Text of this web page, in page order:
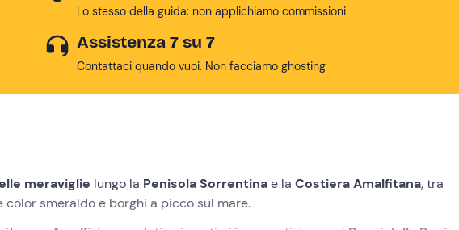
Lo stesso della guida: non applichiamo commissioni
Assistenza 7 su 7
Contattaci quando vuoi. Non facciamo ghosting
meraviglie lungo la Penisola Sorrentinae la Costiera Amalfitana, tra
smeraldo e borghi a picco sul mare.